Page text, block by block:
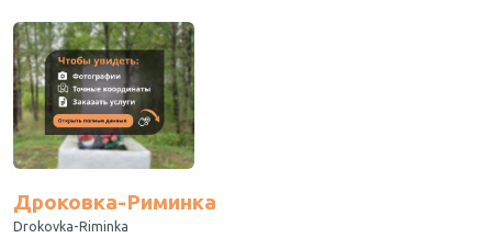
Дроковка-Риминка
Drokovka-Riminka